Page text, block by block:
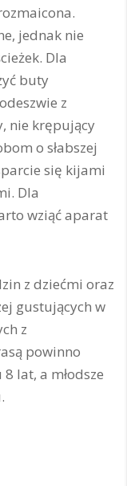
jednak nie
Dla
buty
z
nie krępujący
o słabszej
się kijami
Dla
wziąć aparat
z dziećmi oraz
gustujących w
z
powinno
lat, a młodsze